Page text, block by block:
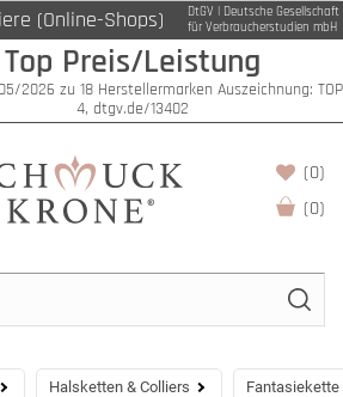
(Online-Shops)
DtGV | Deutsche Gesellschaft
für Verbraucherstudien mbH
Top Preis/Leistung
2026 zu 18 Herstellermarken Auszeichnung: TOP
4, dtgv.de/13402
(0)
(0)
Halsketten & Colliers Fantasiekette